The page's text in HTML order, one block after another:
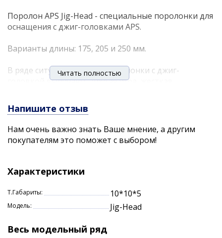
Поролон APS Jig-Head - специальные поролонки для
оснащения с джиг-головками APS.
Варианты длины: 175, 205 и 250 мм.
В ряде ситуаций именно поролонки с джиг-
головкой выручают. Другая игра, жесткая
Определенно этот вариант расширяет
возможности ловли!
Совет: " Если мы оснащаем поролоновую рыбку
выходить примерно на расстоянии от 1/3 до 1/2
(середины) ее длины. Так достигается максимальная
подвижность и лучшая реализация поклевок." -
Андрей Питерцов.
Страна производства: Россия
Читать полностью
Напишите отзыв
Нам очень важно знать Ваше мнение, а другим
покупателям это поможет с выбором!
Характеристики
Т.Габариты: 10*10*5
Модель: Jig-Head
Весь модельный ряд